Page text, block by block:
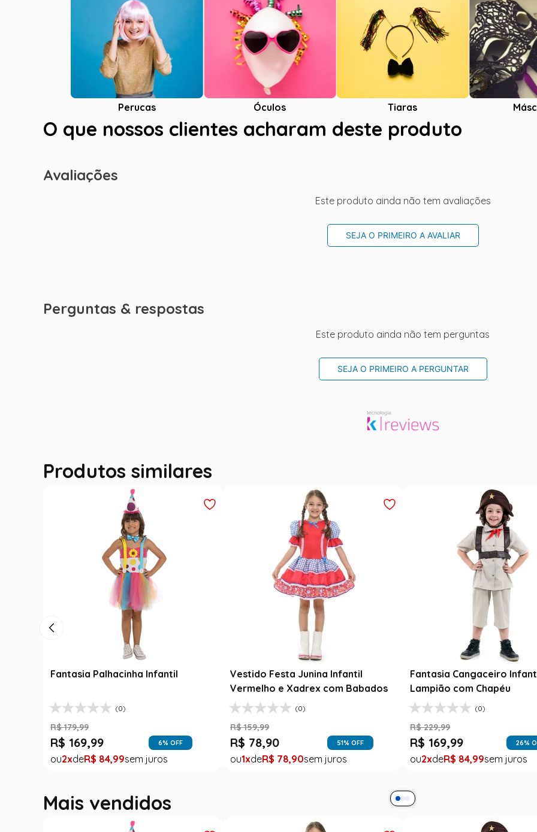
Perucas Óculos Tiaras
O que nossos clientes acharam deste produto
Avaliações
Este produto ainda não tem avaliações
SEJA O PRIMEIRO A AVALIAR
Perguntas & respostas
Este produto ainda não tem perguntas
SEJA O PRIMEIRO A PERGUNTAR
Produtos similares
Fantasia Palhacinha Infantil
(0)
R$ 179,99
R$ 169,99 6% OFF
2 R$ 84,99
Vestido Festa Junina Infantil
Vermelho e Xadrex com Babados
(0)
R$ 159,99
R$ 78,90 51% OFF
1 R$ 78,90
Fantasia Cangaceiro
Lampião com Chapéu
(0)
R$ 229,99
R$ 169,99 26%
2 R$ 84,99
Mais vendidos